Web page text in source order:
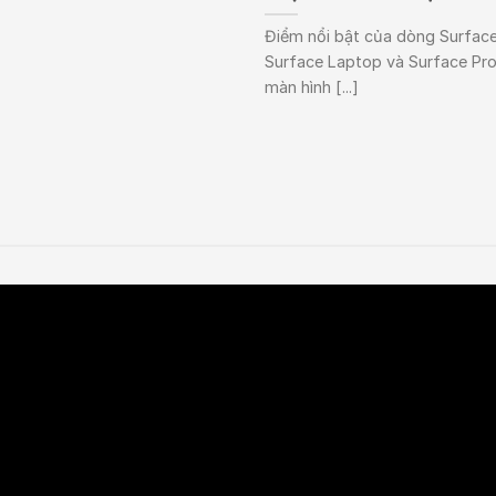
Điểm nổi bật của dòng
Surface Laptop và Surface
màn hình [...]